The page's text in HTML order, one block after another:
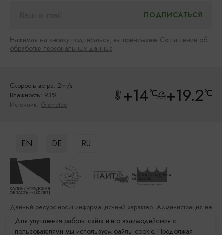
Нажимая на кнопку подписаться, вы принимаете Соглашение об
обработке персональных данных
Скорость ветра: 2m/s
Влажность: 93%
Источник: Gismeteo +14°C +19.2°C
EN DE RU
Данный ресурс носит информационный характер. Администрация не
несет ответственности за качество услуг, предоставленных
сторонними организациями
Для улучшения работы сайта и его взаимодействия с
пользователями мы используем файлы cookie. Продолжая